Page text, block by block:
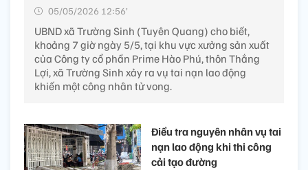
05/05/2026 12:56’
UBND xã Trường Sinh (Tuyên Quang) cho biết,
khoảng 7 giờ ngày 5/5, tại khu vực xưởng sản xuất
của Công ty cổ phần Prime Hào Phú, thôn Thắng
Lợi, xã Trường Sinh xảy ra vụ tai nạn lao động
khiến một công nhân tử vong.
Điều tra nguyên nhân vụ tai
nạn lao động khi thi công
cải tạo đường